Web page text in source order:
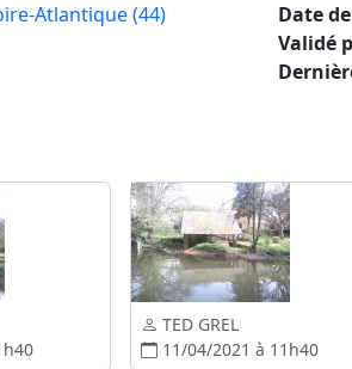
Atlantique (44)
Date
Validé
TED GREL
11/04/2021 à 11h40